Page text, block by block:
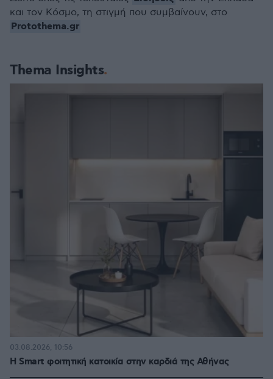
Thema Insights
Η Smart φοιτητική κατοικία στην καρδιά της Αθήνας
03.08.2026, 10:56
και τον Κόσμο, τη στιγμή που συμβαίνουν, στο
Protothema.gr